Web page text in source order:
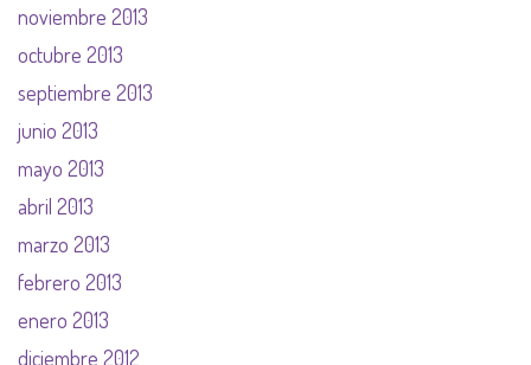
noviembre 2013
octubre 2013
septiembre 2013
junio 2013
mayo 2013
abril 2013
marzo 2013
febrero 2013
enero 2013
diciembre 2012